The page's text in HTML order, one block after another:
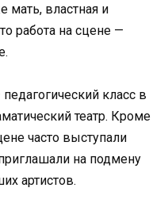
мать, властная и
работа на сцене —
класс в
театр. Кроме
часто выступали
на подмену
артистов.